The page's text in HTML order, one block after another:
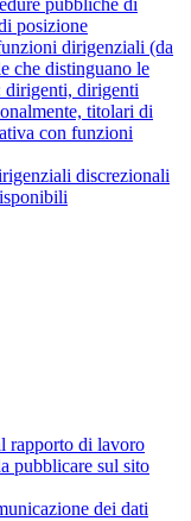
pubbliche di
posizione
dirigenziali (da
che distinguano le
dirigenti, dirigenti
titolari di
con funzioni
discrezionali
rapporto di lavoro
pubblicare sul sito
dei dati